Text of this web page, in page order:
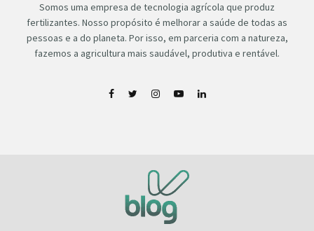
Somos uma empresa de tecnologia agrícola que produz
fertilizantes. Nosso propósito é melhorar a saúde de todas as
pessoas e a do planeta. Por isso, em parceria com a natureza,
fazemos a agricultura mais saudável, produtiva e rentável.